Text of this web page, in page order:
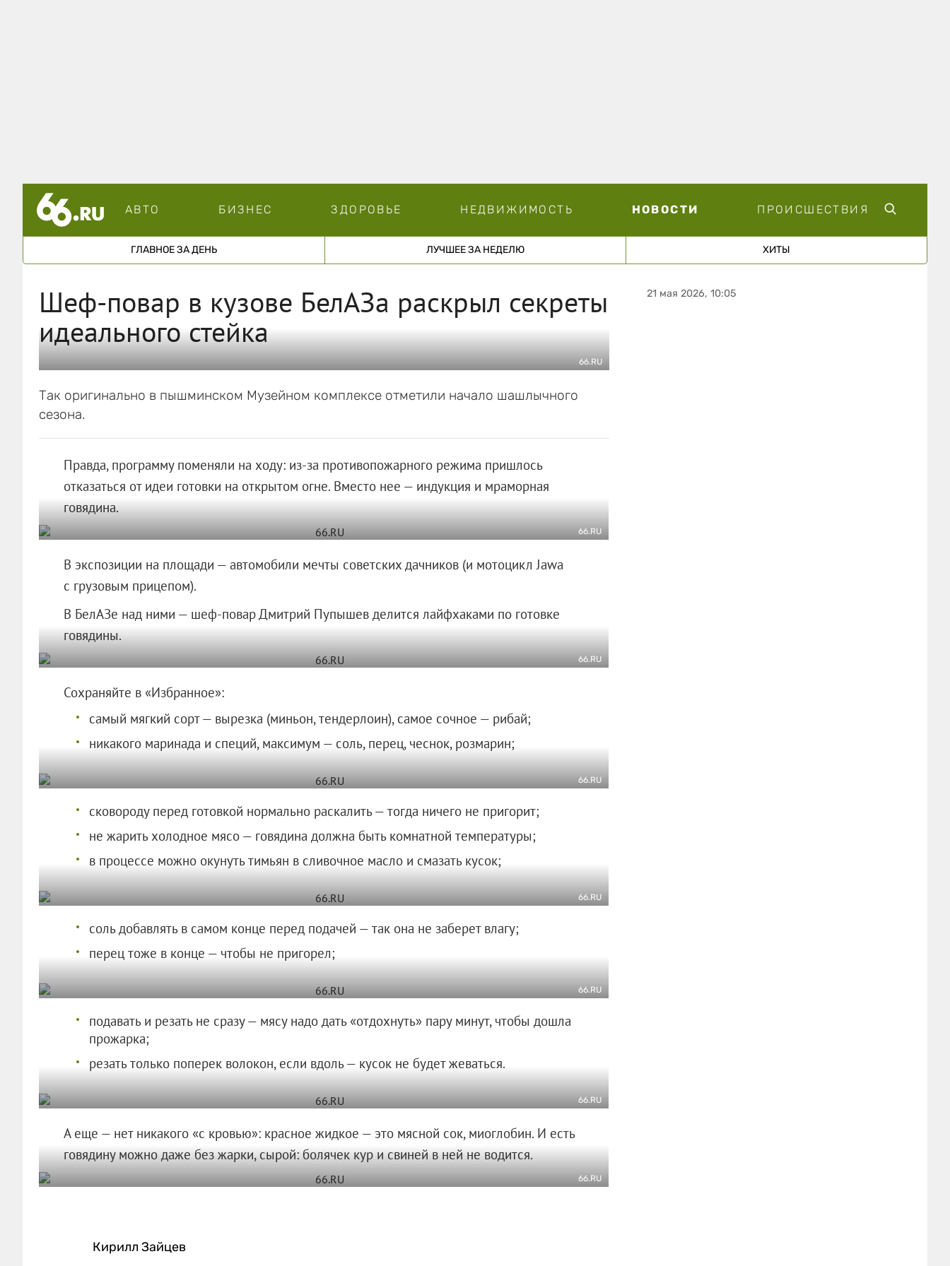
АВТО БИЗНЕС ЗДОРОВЬЕ НЕДВИЖИМОСТЬ НОВОСТИ ПРОИСШЕСТВИЯ
ГЛАВНОЕ ЗА ДЕНЬ ЛУЧШЕЕ ЗА НЕДЕЛЮ ХИТЫ
Шеф-повар в кузове БелАЗа раскрыл секреты
идеального стейка
66.RU
Так оригинально в пышминском Музейном комплексе отметили начало шашлычного
сезона.
Правда, программу поменяли на ходу: из-за противопожарного режима пришлось
отказаться от идеи готовки на открытом огне. Вместо нее — индукция и мраморная
говядина.
66.RU
В экспозиции на площади — автомобили мечты советских дачников (и мотоцикл Jawa
с грузовым прицепом).
В БелАЗе над ними — шеф-повар Дмитрий Пупышев делится лайфхаками по готовке
говядины.
66.RU
Сохраняйте в «Избранное»:
самый мягкий сорт — вырезка (миньон, тендерлоин), самое сочное — рибай;
никакого маринада и специй, максимум — соль, перец, чеснок, розмарин;
66.RU
сковороду перед готовкой нормально раскалить — тогда ничего не пригорит;
не жарить холодное мясо — говядина должна быть комнатной температуры;
в процессе можно окунуть тимьян в сливочное масло и смазать кусок;
66.RU
соль добавлять в самом конце перед подачей — так она не заберет влагу;
перец тоже в конце — чтобы не пригорел;
66.RU
подавать и резать не сразу — мясу надо дать «отдохнуть» пару минут, чтобы дошла
прожарка;
резать только поперек волокон, если вдоль — кусок не будет жеваться.
66.RU
А еще — нет никакого «с кровью»: красное жидкое — это мясной сок, миоглобин. И есть
говядину можно даже без жарки, сырой: болячек кур и свиней в ней не водится.
66.RU
Кирилл Зайцев
21 мая 2026, 10:05